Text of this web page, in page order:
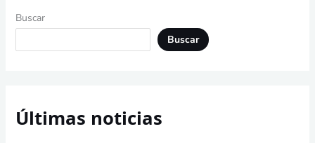
Buscar
Buscar
Últimas noticias